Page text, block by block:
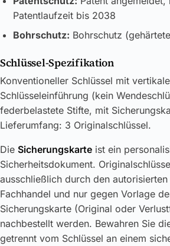
Patentlaufzeit bis 2038
Bohrschutz: Bohrschutz
Schlüssel-Spezifikation
Konventioneller Schlüssel mit
Schlüsseleinführung (kein
federbelastete Stifte, mit
Lieferumfang: 3 Originalschlüssel.
Die Sicherungskarte ist ein
Sicherheitsdokument.
ausschließlich durch den autorisierten
Fachhandel und nur gegen Vorlage
Sicherungskarte (Original oder
nachbestellt werden. Bewahren Sie
getrennt vom Schlüssel an einem